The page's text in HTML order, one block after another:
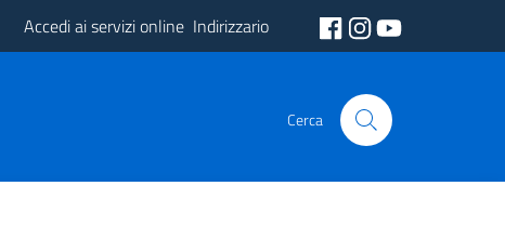
Accedi ai servizi online Indirizzario
Cerca